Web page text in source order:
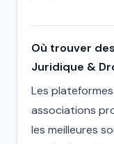
Où trouver
Juridique &
Les
associations
les meilleures